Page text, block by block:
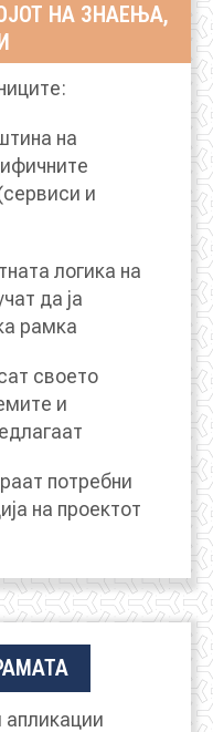
НА ЗНАЕЊА,
на
и
логика на
да ја
рамка
своето
и
потребни
на проектот
апликации